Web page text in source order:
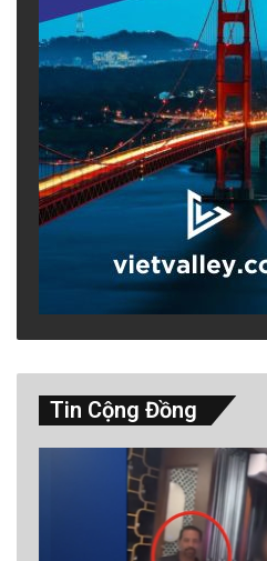
Tin Cộng Đồng